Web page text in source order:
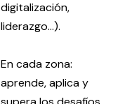
digitalización,
liderazgo…).
En cada zona:
aprende, aplica y